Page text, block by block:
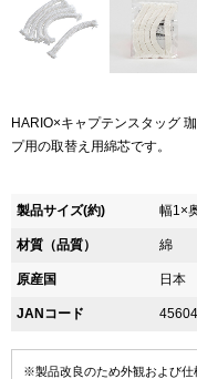
HARIO×キャプテンスタッグ
プ用の取替え用綿芯です。
製品サイズ(約) 幅1×
材質（品質） 綿
原産国 日本
JANコード
※製品改良のため外観および仕